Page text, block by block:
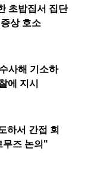
초밥집서 집단
상 호소
사해 기소하
에 지시
하서 간접 회
무즈 논의"